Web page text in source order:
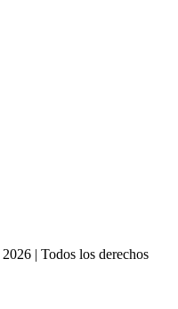
2026 |Todos los derechos